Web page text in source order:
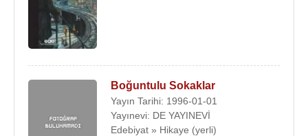
Boğuntulu Sokaklar
Yayın Tarihi: 1996-01-01
Yayınevi: DE YAYINEVİ
Edebiyat » Hikaye (yerli)